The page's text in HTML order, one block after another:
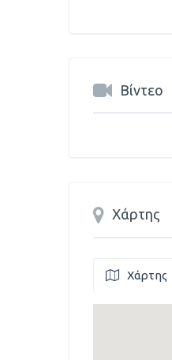
Βίντεο
Χάρτης
Χάρτης